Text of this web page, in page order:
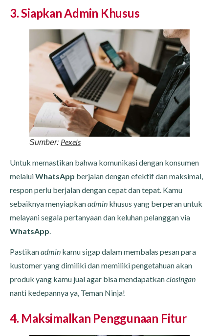
3. Siapkan Admin Khusus
Sumber: Pexels
Untuk memastikan bahwa komunikasi dengan konsumen
melaluiWhatsApp berjalan dengan efektif dan maksimal,
respon perlu berjalan dengan cepat dan tepat. Kamu
sebaiknya menyiapkanadmin khusus yang berperan untuk
melayani segala pertanyaan dan keluhan pelanggan via
WhatsApp.
Pastikanadmin kamu sigap dalam membalas pesan para
kustomer yang dimiliki dan memiliki pengetahuan akan
produk yang kamu jual agar bisa mendapatkanclosingan
nanti kedepannya ya, Teman Ninja!
4. Maksimalkan Penggunaan Fitur